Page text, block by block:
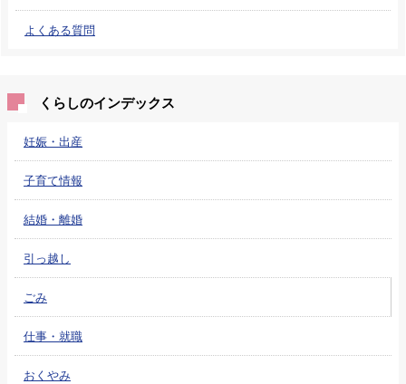
よくある質問
くらしのインデックス
妊娠・出産
子育て情報
結婚・離婚
引っ越し
ごみ
仕事・就職
おくやみ